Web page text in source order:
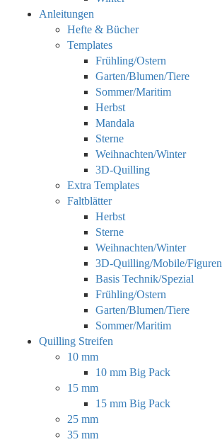
Anleitungen
Hefte & Bücher
Templates
Frühling/Ostern
Garten/Blumen/Tiere
Sommer/Maritim
Herbst
Mandala
Sterne
Weihnachten/Winter
3D-Quilling
Extra Templates
Faltblätter
Herbst
Sterne
Weihnachten/Winter
3D-Quilling/Mobile/Figuren
Basis Technik/Spezial
Frühling/Ostern
Garten/Blumen/Tiere
Sommer/Maritim
Quilling Streifen
10 mm
10 mm Big Pack
15 mm
15 mm Big Pack
25 mm
35 mm